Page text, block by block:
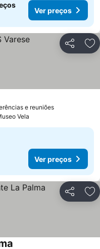
Ver preços
Partilhar
e reuniõesVer preços
Vela
Ver preços
Partilhar